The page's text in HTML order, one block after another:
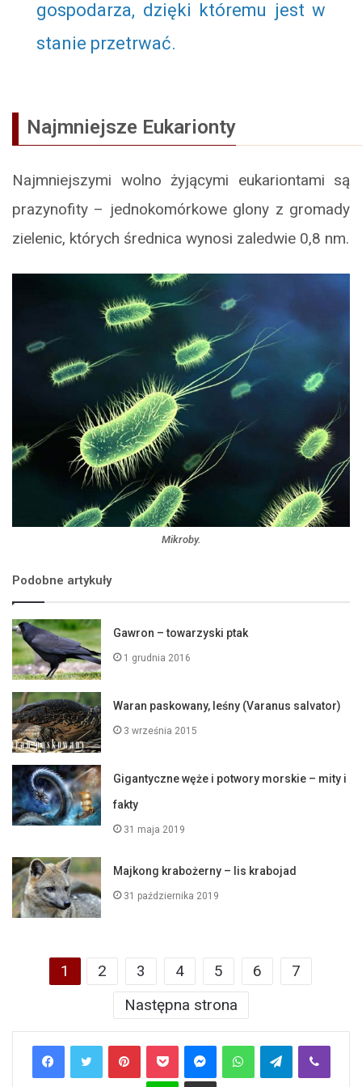
gospodarza, dzięki któremu jest w
stanie przetrwać.
Najmniejsze Eukarionty
Najmniejszymi wolno żyjącymi eukariontami są
prazynofity – jednokomórkowe glony z gromady
zielenic, których średnica wynosi zaledwie 0,8 nm.
Mikroby.
Podobne artykuły
Gawron – towarzyski ptak
1 grudnia 2016
Waran paskowany, leśny (Varanus salvator)
3 września 2015
Gigantyczne węże i potwory morskie – mity i
fakty
31 maja 2019
Majkong krabożerny – lis krabojad
31 października 2019
1 2 3 4 5 6
7
Następna strona
PinterestPocket MessengerWhatsAppTelegramViber
Line Share via Email